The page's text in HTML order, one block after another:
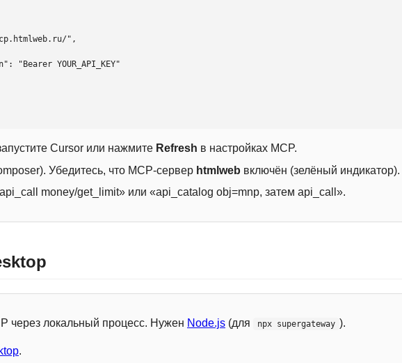
Cursor или нажмите Refresh в настройках MCP.
Убедитесь, что MCP-сервер htmlweb включён (зелёный индикатор).
money/get_limit» или «api_catalog obj=mnp, затем api_call».
через локальный процесс. Нужен Node.js (для npx supergateway ).
.